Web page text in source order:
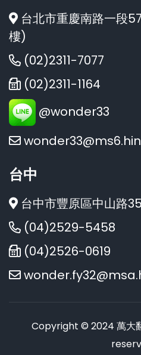
台北市重慶南路一段
樓)
(02)2311-7077
(02)2311-1164
@wonder33
台中
台中市豐原區中山路
(04)2529-5458
(04)2526-0619
Copyright © 2024 萬大